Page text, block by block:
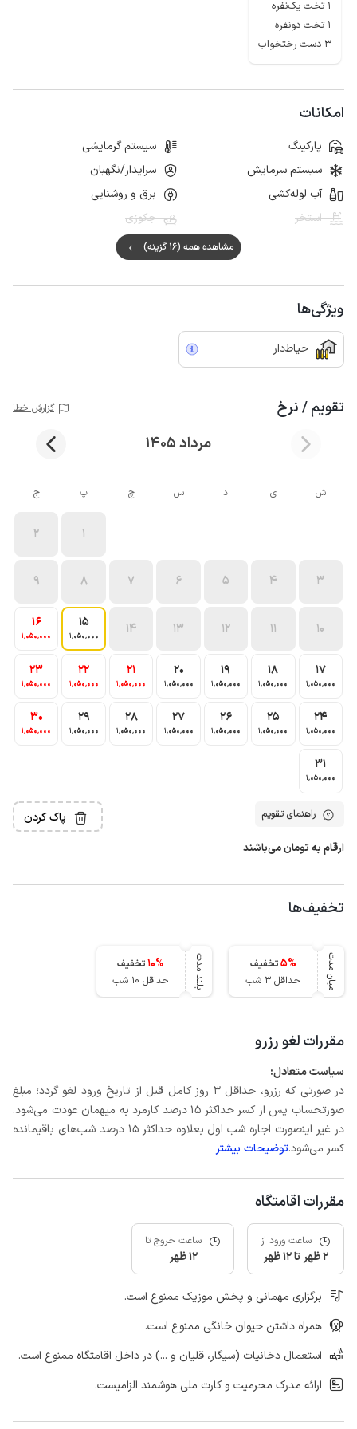
1 تخت یک‌نفره
1 تخت دونفره
3 دست رختخواب
امکانات
پارکینگ
سیستم گرمایشی
سیستم سرمایش
سرایدار/نگهبان
آب لوله‌کشی
برق و روشنایی
استخر
جکوزی
مشاهده همه (16 گزینه)
ویژگی‌ها
حیاط‌دار
تقویم / نرخ گزارش خطا
مرداد 1405
ش ی د س چ پ ج
1
2
3
4
5
6
7
8
9
10
11
12
13
14
15
1٬050٬000
16
1٬050٬000
17
1٬050٬000
18
1٬050٬000
19
1٬050٬000
20
1٬050٬000
21
1٬050٬000
22
1٬050٬000
23
1٬050٬000
24
1٬050٬000
25
1٬050٬000
26
1٬050٬000
27
1٬050٬000
28
1٬050٬000
29
1٬050٬000
30
1٬050٬000
31
1٬050٬000
راهنمای تقویم پاک کردن
ارقام به تومان می‌باشند
تخفیف‌ها
میان مدت 5%
تخفیف
حداقل 3 شب
بلند مدت 10%
تخفیف
حداقل 10 شب
مقررات لغو رزرو
سیاست متعادل:
در صورتی که رزرو، حداقل 3 روز کامل قبل از تاریخ ورود لغو گردد؛ مبلغ
صورتحساب پس از کسر حداکثر 15 درصد کارمزد به میهمان عودت می‌شود.
در غیر اینصورت اجاره شب اول بعلاوه حداکثر 15 درصد شب‌های باقیمانده
کسر می‌شود.توضیحات بیشتر
مقررات اقامتگاه
ساعت ورود از
2 ظهر تا 12 ظهر
ساعت خروج تا
12 ظهر
برگزاری مهمانی و پخش موزیک ممنوع است.
همراه داشتن حیوان خانگی ممنوع است.
استعمال دخانیات (سیگار، قلیان و ...) در داخل اقامتگاه ممنوع است.
ارائه مدرک محرمیت و کارت ملی هوشمند الزامیست.